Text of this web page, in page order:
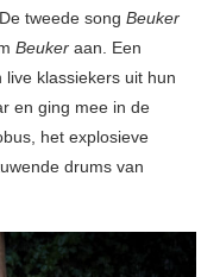
tweede song Beuker
Beuker aan. Een
klassiekers uit hun
en ging mee in de
het explosieve
drums van